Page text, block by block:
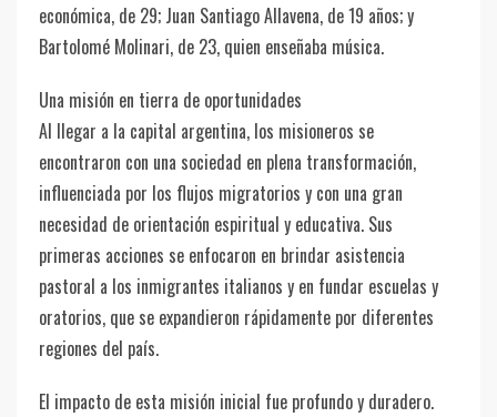
económica, de 29; Juan Santiago Allavena, de 19 años; y
Bartolomé Molinari, de 23, quien enseñaba música.
Una misión en tierra de oportunidades
Al llegar a la capital argentina, los misioneros se
encontraron con una sociedad en plena transformación,
influenciada por los flujos migratorios y con una gran
necesidad de orientación espiritual y educativa. Sus
primeras acciones se enfocaron en brindar asistencia
pastoral a los inmigrantes italianos y en fundar escuelas y
oratorios, que se expandieron rápidamente por diferentes
regiones del país.
El impacto de esta misión inicial fue profundo y duradero.